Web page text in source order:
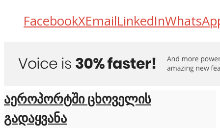
FacebookXEmailLinkedIn
აეროპორტში ცხოველის
გადაყვანა